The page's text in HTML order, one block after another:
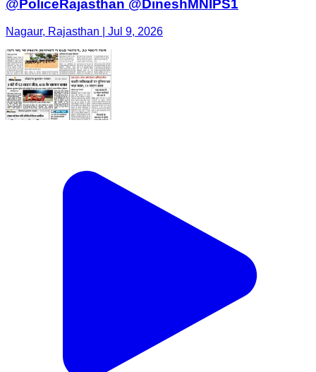
@PoliceRajasthan @DineshMNIPS1
Nagaur, Rajasthan | Jul 9, 2026